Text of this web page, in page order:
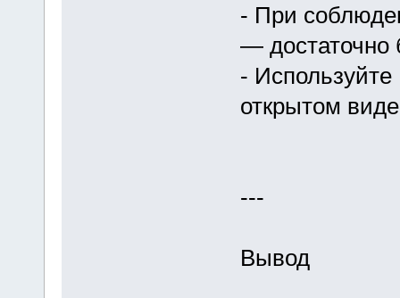
- При
— достаточно
-
открытом
---
Вывод